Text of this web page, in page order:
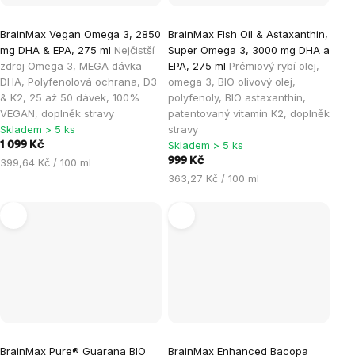
BrainMax Vegan Omega 3, 2850
mg DHA & EPA, 275 ml Nejčistší
zdroj Omega 3, MEGA dávka
DHA, Polyfenolová ochrana, D3
& K2, 25 až 50 dávek, 100%
VEGAN, doplněk stravy
Skladem > 5 ks
1 099 Kč
Měrná
399,64 Kč / 100 ml
BrainMax Fish Oil & Astaxanthin,
Super Omega 3, 3000 mg DHA a
EPA, 275 ml Prémiový rybí olej,
omega 3, BIO olivový olej,
polyfenoly, BIO astaxanthin,
patentovaný vitamín K2, doplněk
stravy
hodnocení
produktu
je
5,0
z
5
hvězdiček.
Skladem > 5 ks
999 Kč
Měrná
363,27 Kč / 100 ml
BrainMax Pure® Guarana BIO
BrainMax Enhanced Bacopa